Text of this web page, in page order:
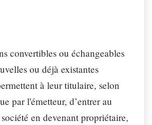
convertibles ou échangeables
ou déjà existantes
à leur titulaire, selon
par l'émetteur, d’entrer au
en devenant propriétaire,